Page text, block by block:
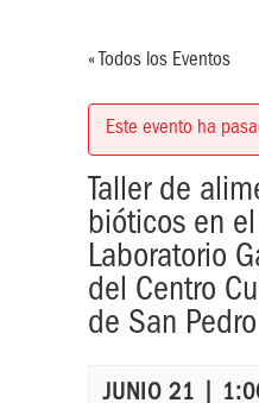
« Todos los Eventos
Este evento ha
Taller de
bióticos en
Laboratorio
del Centro
de San Pedro
JUNIO 21 |